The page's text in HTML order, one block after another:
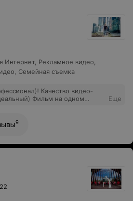
Интернет, Рекламное видео
Семейная съемка
Качество видео-
Фильм на одном
близкие в восторге,
Вам от души!
Еще
9